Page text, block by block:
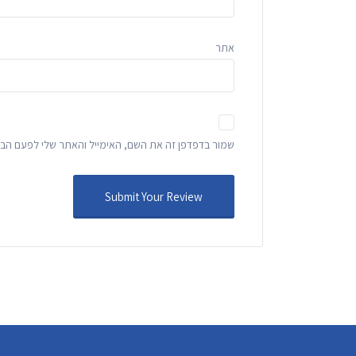
אתר
שמור בדפדפן זה את השם, האימייל והאתר שלי לפעם